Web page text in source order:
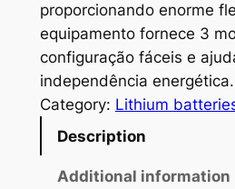
proporcionando enorme
equipamento fornece 3
configuração fáceis e
independência energética.
Category: Lithium
Description
Additional information